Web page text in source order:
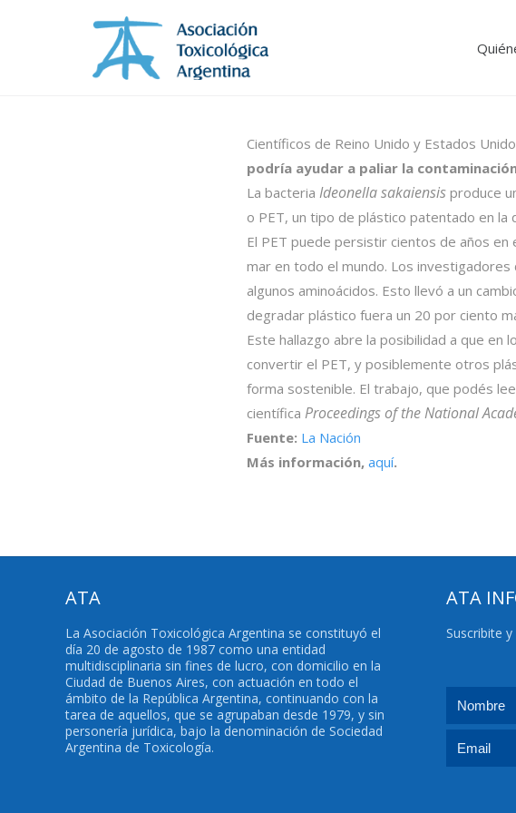
Científicos de Reino Unido y Estados
podría ayudar a paliar la
La bacteria Ideonella sakaiensis produce
o PET, un tipo de plástico patentado en la
El PET puede persistir cientos de años
mar en todo el mundo. Los
algunos aminoácidos. Esto llevó a un
degradar plástico fuera un 20 por ciento
Este hallazgo abre la posibilidad a que en
convertir el PET, y posiblemente otros
forma sostenible. El trabajo, que podés
científica Proceedings of the National
Fuente: La Nación
Más información, aquí.
ATA
La Asociación Toxicológica Argentina se constituyó el
día 20 de agosto de 1987 como una entidad
multidisciplinaria sin fines de lucro, con domicilio en la
Ciudad de Buenos Aires, con actuación en todo el
ámbito de la República Argentina, continuando con la
tarea de aquellos, que se agrupaban desde 1979, y sin
personería jurídica, bajo la denominación de Sociedad
Argentina de Toxicología.
ATA
Suscribite